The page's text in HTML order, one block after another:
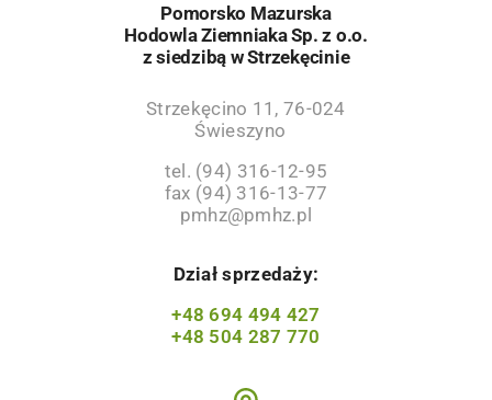
Pomorsko Mazurska
Hodowla Ziemniaka Sp. z o.o.
z siedzibą w Strzekęcinie
Strzekęcino 11, 76-024
Świeszyno
tel. (94) 316-12-95
fax (94) 316-13-77
pmhz@pmhz.pl
Dział sprzedaży:
+48 694 494 427
+48 504 287 770